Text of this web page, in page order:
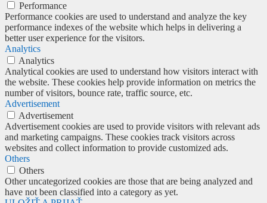
Performance
Performance cookies are used to understand and analyze the key
performance indexes of the website which helps in delivering a
better user experience for the visitors.
Analytics
Analytics
Analytical cookies are used to understand how visitors interact with
the website. These cookies help provide information on metrics the
number of visitors, bounce rate, traffic source, etc.
Advertisement
Advertisement
Advertisement cookies are used to provide visitors with relevant ads
and marketing campaigns. These cookies track visitors across
websites and collect information to provide customized ads.
Others
Others
Other uncategorized cookies are those that are being analyzed and
have not been classified into a category as yet.